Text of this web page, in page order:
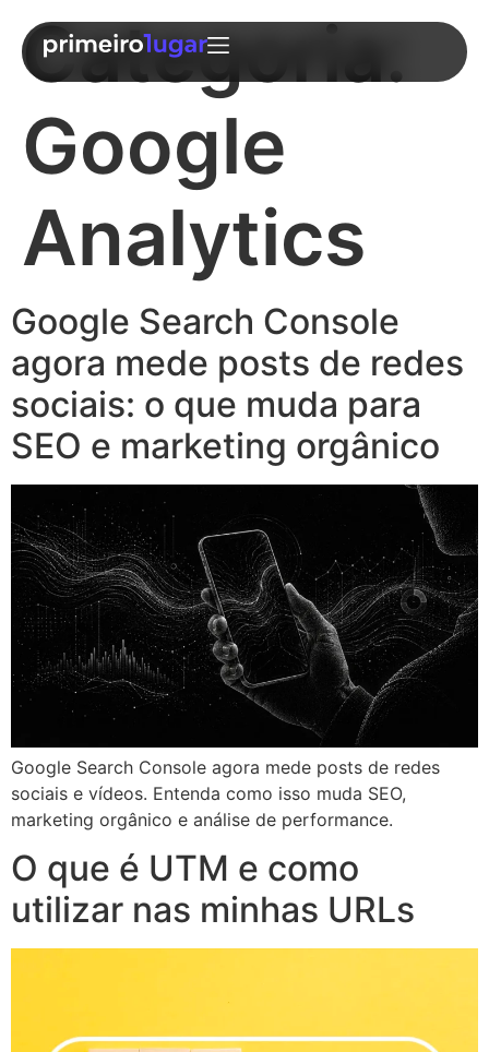
Categoria:
Google
Analytics
Google Search Console
agora mede posts de redes
sociais: o que muda para
SEO e marketing orgânico
Google Search Console agora mede posts de redes
sociais e vídeos. Entenda como isso muda SEO,
marketing orgânico e análise de performance.
O que é UTM e como
utilizar nas minhas URLs